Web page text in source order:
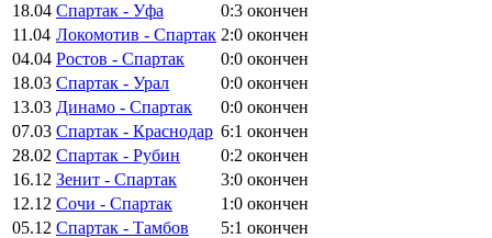
18.04 Спартак - Уфа 0:3 окончен
11.04 Локомотив - Спартак 2:0 окончен
04.04 Ростов - Спартак 0:0 окончен
18.03 Спартак - Урал 0:0 окончен
13.03 Динамо - Спартак 0:0 окончен
07.03 Спартак - Краснодар 6:1 окончен
28.02 Спартак - Рубин 0:2 окончен
16.12 Зенит - Спартак 3:0 окончен
12.12 Сочи - Спартак 1:0 окончен
05.12 Спартак - Тамбов 5:1 окончен